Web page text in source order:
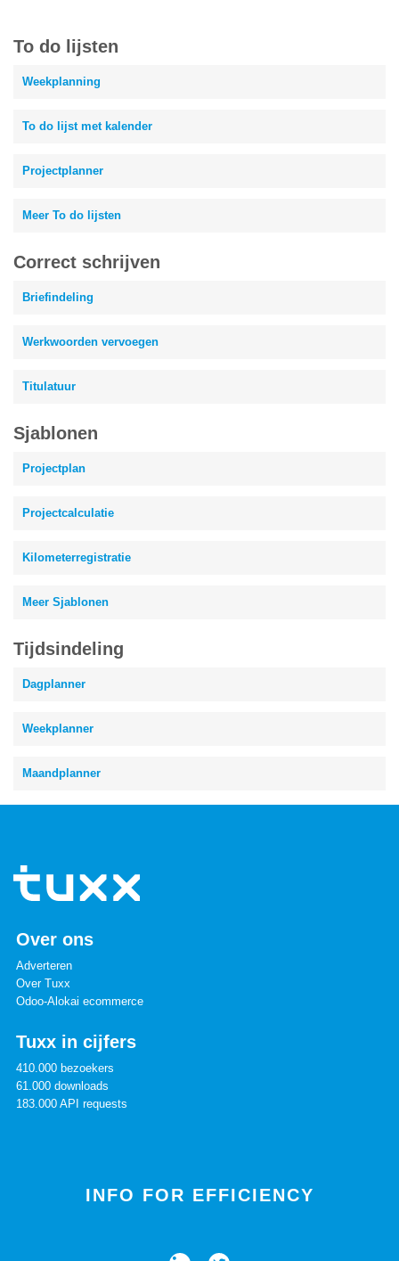
To do lijsten
Weekplanning
To do lijst met kalender
Projectplanner
Meer To do lijsten
Correct schrijven
Briefindeling
Werkwoorden vervoegen
Titulatuur
Sjablonen
Projectplan
Projectcalculatie
Kilometerregistratie
Meer Sjablonen
Tijdsindeling
Dagplanner
Weekplanner
Maandplanner
Over ons
Adverteren
Over Tuxx
Odoo-Alokai ecommerce
Tuxx in cijfers
410.000 bezoekers
61.000 downloads
183.000 API requests
INFO FOR EFFICIENCY